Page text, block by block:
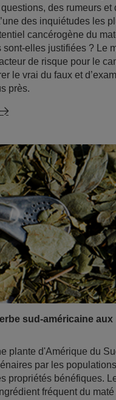
des rumeurs et
des inquiétudes les
cancérogène du
elles justifiées ? Le
de risque pour le
le vrai du faux et
près.
sud-américaine aux
plante d'Amérique du
par les
propriétés bénéfiques.
fréquent du